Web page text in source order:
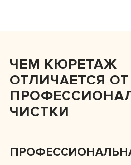
ЧЕМ КЮРЕТАЖ
ОТЛИЧАЕТСЯ ОТ
ЧИСТКИ